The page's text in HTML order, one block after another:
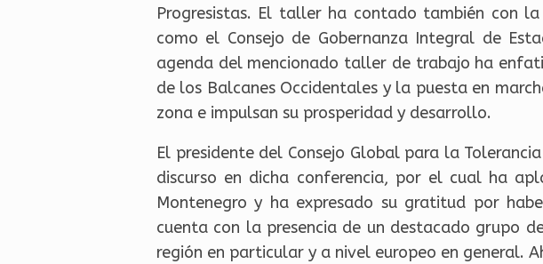
Progresistas. El taller ha contado también con
como el Consejo de Gobernanza Integral de
agenda del mencionado taller de trabajo ha
de los Balcanes Occidentales y la puesta en
zona e impulsan su prosperidad y desarrollo.
El presidente del Consejo Global para la
discurso en dicha conferencia, por el cual ha
Montenegro y ha expresado su gratitud por
cuenta con la presencia de un destacado grupo
región en particular y a nivel europeo en general.